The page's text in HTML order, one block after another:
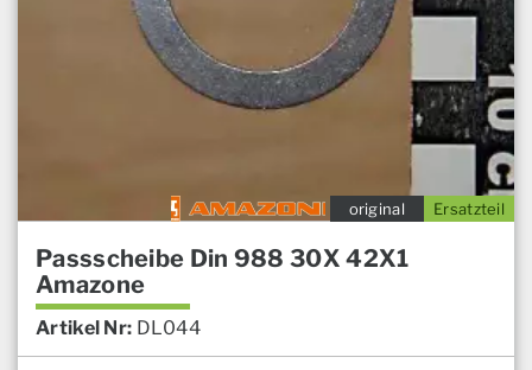
Ersatzteil
original
Passscheibe Din 988 30X 42X1
Amazone
Artikel Nr: DL044